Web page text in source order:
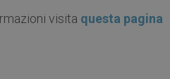
visita questa pagina